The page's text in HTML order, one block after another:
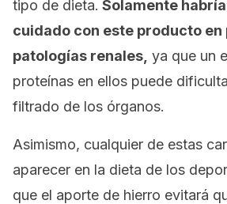
tipo de dieta. Solamente
cuidado con este producto en
patologías renales, ya que un
proteínas en ellos puede
filtrado de los órganos.
Asimismo, cualquier de estas
aparecer en la dieta de los
que el aporte de hierro evitará